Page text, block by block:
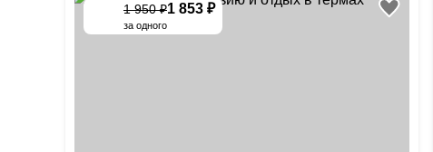
1 950 ₽1 853 ₽
за одного